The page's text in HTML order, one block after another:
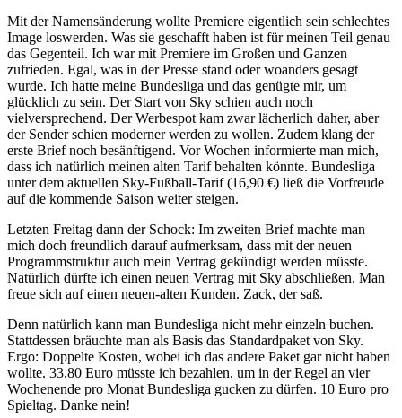
Mit der Namensänderung wollte Premiere eigentlich sein schlechtes
Image loswerden. Was sie geschafft haben ist für meinen Teil genau
das Gegenteil. Ich war mit Premiere im Großen und Ganzen
zufrieden. Egal, was in der Presse stand oder woanders gesagt
wurde. Ich hatte meine Bundesliga und das genügte mir, um
glücklich zu sein. Der Start von Sky schien auch noch
vielversprechend. Der Werbespot kam zwar lächerlich daher, aber
der Sender schien moderner werden zu wollen. Zudem klang der
erste Brief noch besänftigend. Vor Wochen informierte man mich,
dass ich natürlich meinen alten Tarif behalten könnte. Bundesliga
unter dem aktuellen Sky-Fußball-Tarif (16,90 €) ließ die Vorfreude
auf die kommende Saison weiter steigen.
Letzten Freitag dann der Schock: Im zweiten Brief machte man
mich doch freundlich darauf aufmerksam, dass mit der neuen
Programmstruktur auch mein Vertrag gekündigt werden müsste.
Natürlich dürfte ich einen neuen Vertrag mit Sky abschließen. Man
freue sich auf einen neuen-alten Kunden. Zack, der saß.
Denn natürlich kann man Bundesliga nicht mehr einzeln buchen.
Stattdessen bräuchte man als Basis das Standardpaket von Sky.
Ergo: Doppelte Kosten, wobei ich das andere Paket gar nicht haben
wollte. 33,80 Euro müsste ich bezahlen, um in der Regel an vier
Wochenende pro Monat Bundesliga gucken zu dürfen. 10 Euro pro
Spieltag. Danke nein!